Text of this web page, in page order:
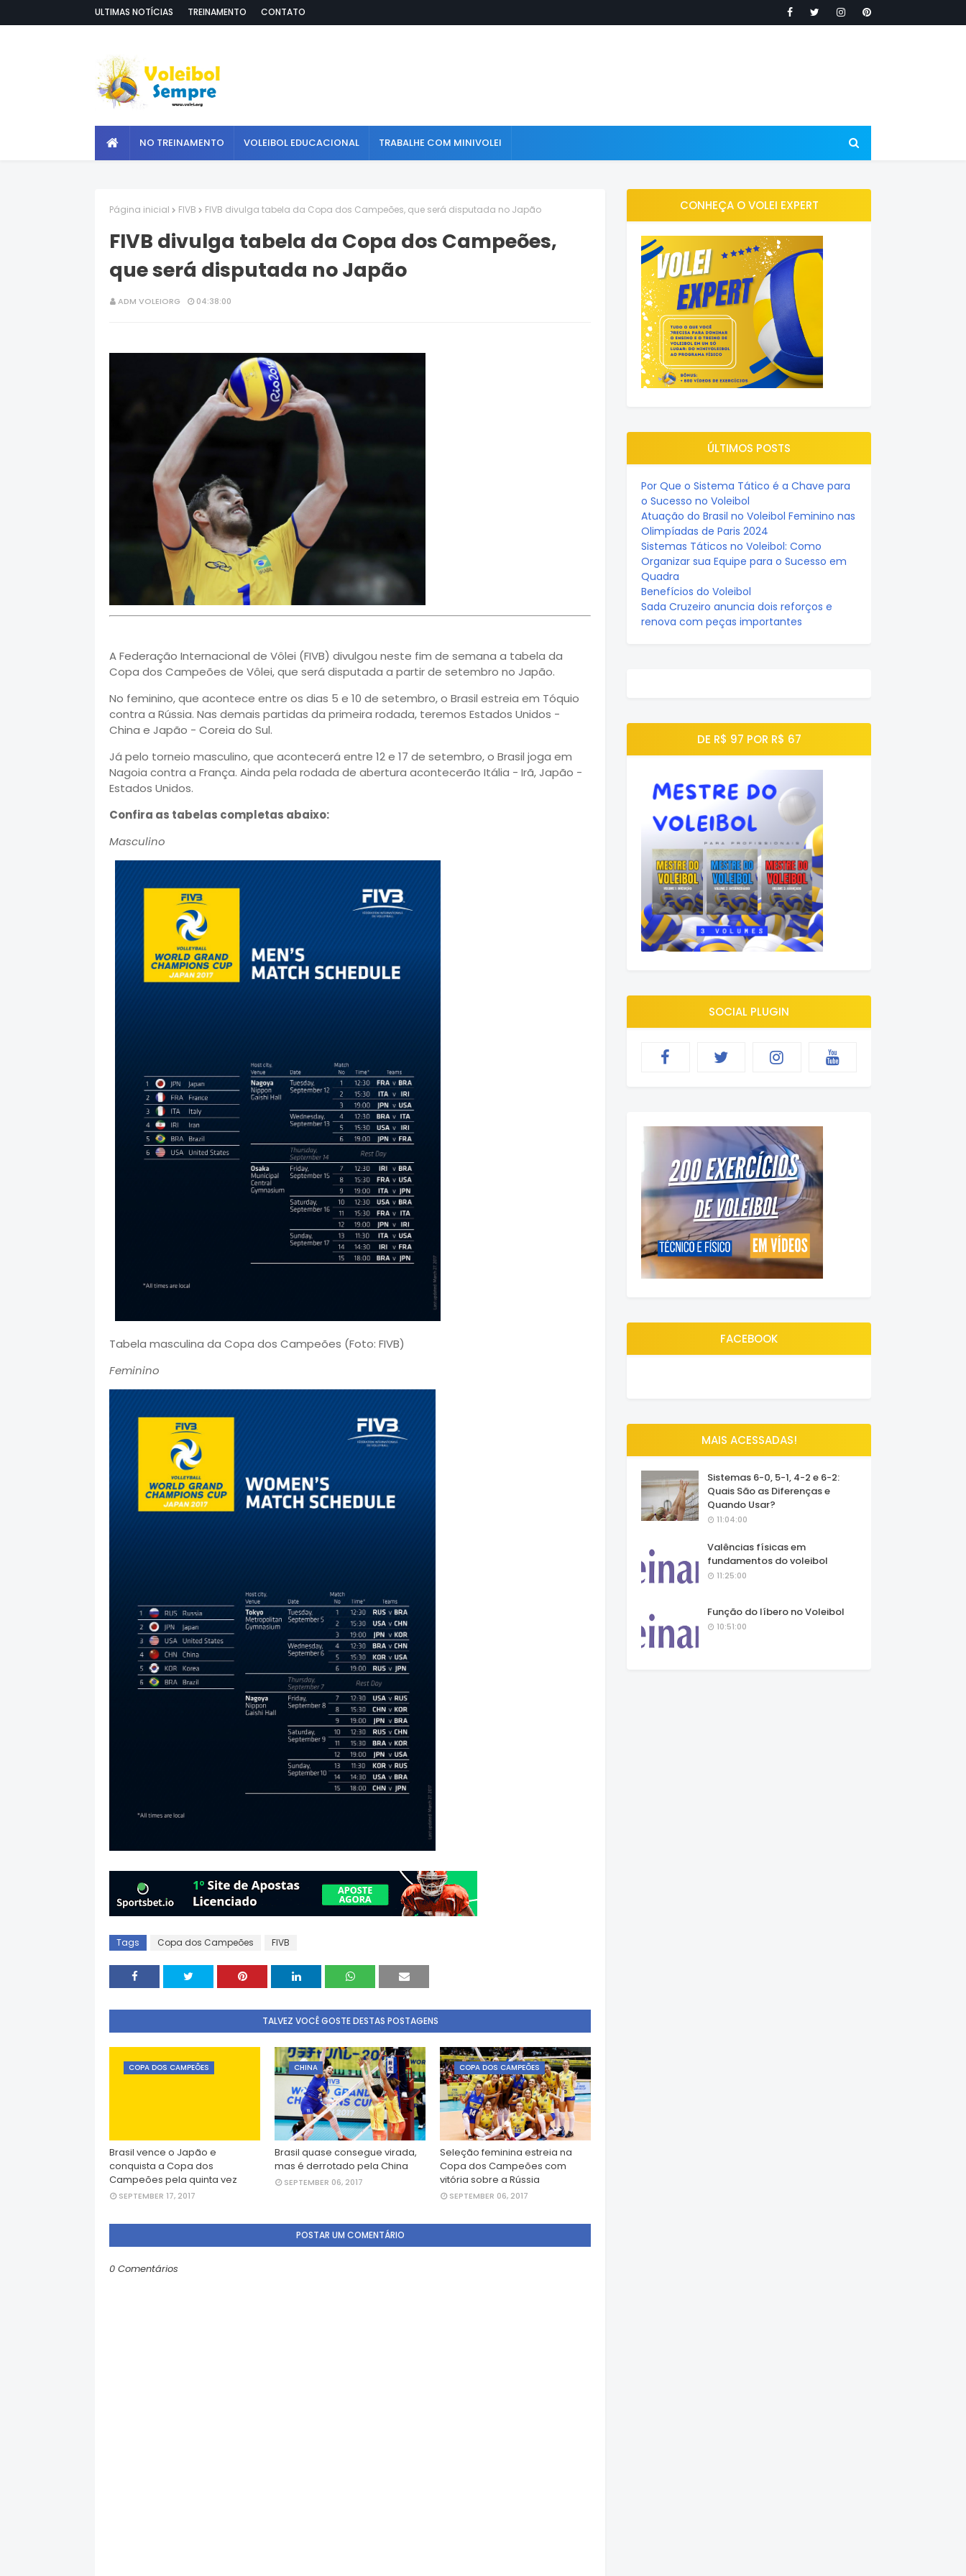
ULTIMAS NOTÍCIAS TREINAMENTO CONTATO
NO TREINAMENTO VOLEIBOL EDUCACIONAL TRABALHE COM MINIVOLEI
Página inicial FIVB FIVB divulga tabela da Copa dos Campeões, que será disputada no Japão
FIVB divulga tabela da Copa dos Campeões,
que será disputada no Japão
ADM VOLEIORG 04:38:00
A Federação Internacional de Vôlei (FIVB) divulgou neste fim de semana a tabela da
Copa dos Campeões de Vôlei, que será disputada a partir de setembro no Japão.
No feminino, que acontece entre os dias 5 e 10 de setembro, o Brasil estreia em Tóquio
contra a Rússia. Nas demais partidas da primeira rodada, teremos Estados Unidos -
China e Japão - Coreia do Sul.
Já pelo torneio masculino, que acontecerá entre 12 e 17 de setembro, o Brasil joga em
Nagoia contra a França. Ainda pela rodada de abertura acontecerão Itália - Irã, Japão -
Estados Unidos.
Confira as tabelas completas abaixo:
Masculino
Tabela masculina da Copa dos Campeões (Foto: FIVB)
Feminino
Tags Copa dos Campeões FIVB
TALVEZ VOCÊ GOSTE DESTAS POSTAGENS
COPA DOS CAMPEÕES
Brasil vence o Japão e
conquista a Copa dos
Campeões pela quinta vez
SEPTEMBER 17, 2017
CHINA
Brasil quase consegue virada,
mas é derrotado pela China
SEPTEMBER 06, 2017
COPA DOS CAMPEÕES
Seleção feminina estreia na
Copa dos Campeões com
vitória sobre a Rússia
SEPTEMBER 06, 2017
POSTAR UM COMENTÁRIO
0 Comentários
CONHEÇA O VOLEI EXPERT
ÚLTIMOS POSTS
Por Que o Sistema Tático é a Chave para
o Sucesso no Voleibol
Atuação do Brasil no Voleibol Feminino nas
Olimpíadas de Paris 2024
Sistemas Táticos no Voleibol: Como
Organizar sua Equipe para o Sucesso em
Quadra
Benefícios do Voleibol
Sada Cruzeiro anuncia dois reforços e
renova com peças importantes
DE R$ 97 POR R$ 67
SOCIAL PLUGIN
FACEBOOK
MAIS ACESSADAS!
Sistemas 6-0, 5-1, 4-2 e 6-2:
Quais São as Diferenças e
Quando Usar?
11:04:00
Valências físicas em
fundamentos do voleibol
11:25:00
Função do líbero no Voleibol
10:51:00